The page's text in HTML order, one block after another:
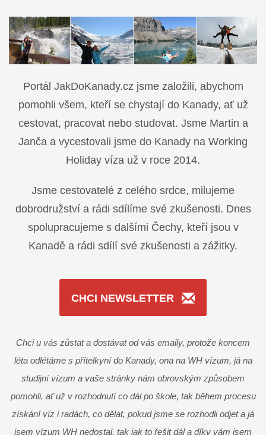
Portál JakDoKanady.cz jsme založili, abychom
pomohli všem, kteří se chystají do Kanady, ať už
cestovat, pracovat nebo studovat. Jsme Martin a
Janča a vycestovali jsme do Kanady na Working
Holiday víza už v roce 2014.
Jsme cestovatelé z celého srdce, milujeme
dobrodružství a rádi sdílíme své zkušenosti. Dnes
spolupracujeme s dalšími Čechy, kteří jsou v
Kanadě a rádi sdílí své zkušenosti a zážitky.
CHCI NEWSLETTER
Chci u vás zůstat a dostávat od vás emaily, protože koncem
léta odlétáme s přítelkyní do Kanady, ona na WH vízum, já na
studijní vízum a vaše stránky nám obrovským způsobem
pomohli, ať už v rozhodnutí co dál po škole, tak během procesu
získání víz i radách, co dělat, pokud jsme se rozhodli odjet a já
jsem vízum WH nedostal, tak jak to řešit dál a díky vám jsem